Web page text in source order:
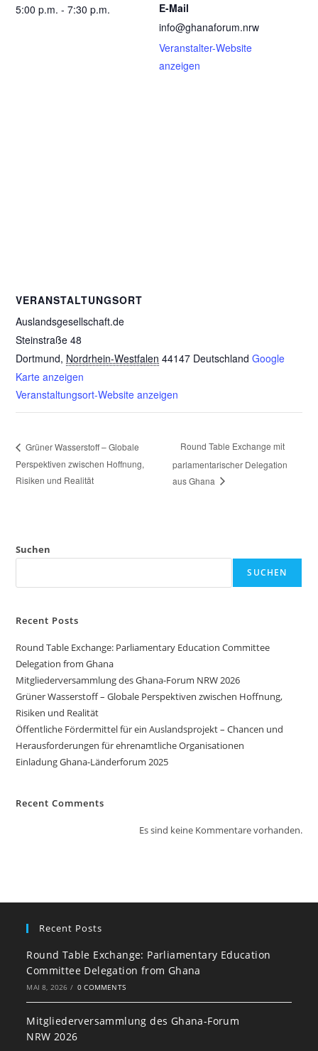
5:00 p.m. - 7:30 p.m.
E-Mail
info@ghanaforum.nrw
Veranstalter-Website
anzeigen
VERANSTALTUNGSORT
Auslandsgesellschaft.de
Steinstraße 48
Dortmund, Nordrhein-Westfalen 44147 Deutschland Google
Karte anzeigen
Veranstaltungsort-Website anzeigen
Grüner Wasserstoff – Globale
Perspektiven zwischen Hoffnung,
Risiken und Realität
Round Table Exchange mit
parlamentarischer Delegation
aus Ghana
Suchen
SUCHEN
Recent Posts
Round Table Exchange: Parliamentary Education Committee
Delegation from Ghana
Mitgliederversammlung des Ghana-Forum NRW 2026
Grüner Wasserstoff – Globale Perspektiven zwischen Hoffnung,
Risiken und Realität
Öffentliche Fördermittel für ein Auslandsprojekt – Chancen und
Herausforderungen für ehrenamtliche Organisationen
Einladung Ghana-Länderforum 2025
Recent Comments
Es sind keine Kommentare vorhanden.
Recent Posts
Round Table Exchange: Parliamentary Education
Committee Delegation from Ghana
MAI 8, 2026 / 0 COMMENTS
Mitgliederversammlung des Ghana-Forum
NRW 2026